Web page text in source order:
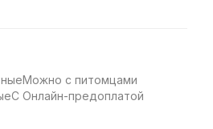
Можно с питомцами
С Онлайн-предоплатой